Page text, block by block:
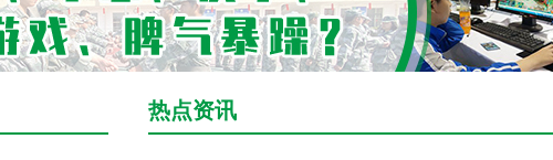
热点资讯